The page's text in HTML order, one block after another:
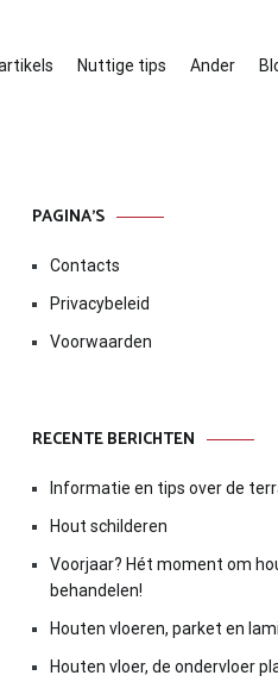
Nuttige tips Ander
PAGINA’S
Contacts
Privacybeleid
Voorwaarden
RECENTE BERICHTEN
Informatie en tips over de
Hout schilderen
Voorjaar? Hét moment om
behandelen!
Houten vloeren, parket en
Houten vloer, de ondervloer